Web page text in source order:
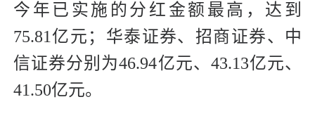
今年已实施的分红金额最高，达到
75.81亿元；华泰证券、招商证券、中
信证券分别为46.94亿元、43.13亿元、
41.50亿元。